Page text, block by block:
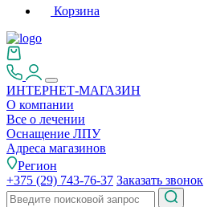
Корзина
ИНТЕРНЕТ-МАГАЗИН
О компании
Все о лечении
Оснащение ЛПУ
Адреса магазинов
Регион
+375 (29) 743-76-37 Заказать звонок